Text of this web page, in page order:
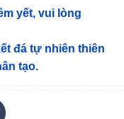
yết, vui lòng
đá tự nhiên thiên
tạo.